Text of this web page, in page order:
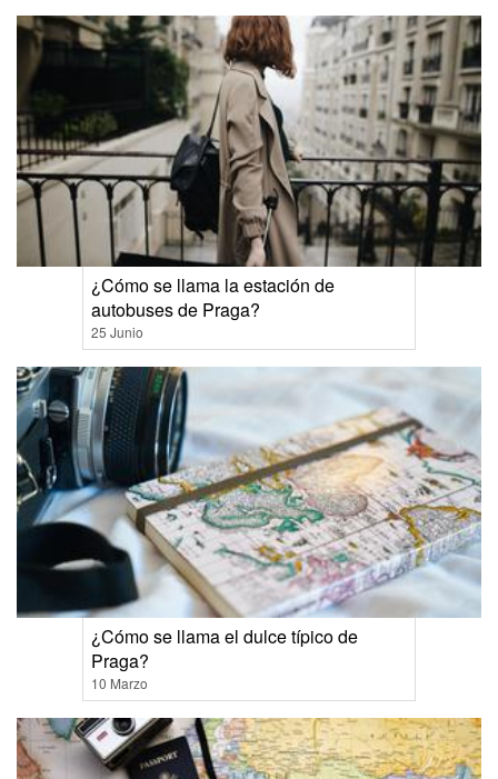
¿Cómo se llama la estación de
autobuses de Praga?
25 Junio
¿Cómo se llama el dulce típico de
Praga?
10 Marzo